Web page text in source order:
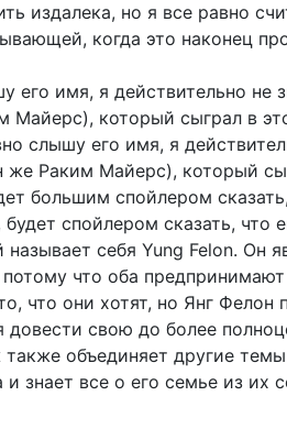
издалека, но я все равно
когда это наконец
его имя, я действительно не
Майерс), который сыграл в
слышу его имя, я
же Раким Майерс), который
большим спойлером
спойлером сказать, что
себя Yung Felon. Он
что оба
что они хотят, но Янг Фелон
довести свою до более
объединяет другие
знает все о его семье из их